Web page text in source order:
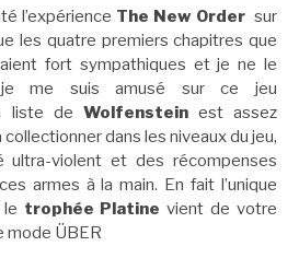
l’expérience The New Ordersur
les quatre premiers chapitres que
fort sympathiques et je ne le
me suis amusé sur ce jeu
liste de Wolfensteinest assez
dans les niveaux du jeu,
violent et des récompenses
armes à la main. En fait l’unique
trophée Platine vient de votre
mode ÜBER